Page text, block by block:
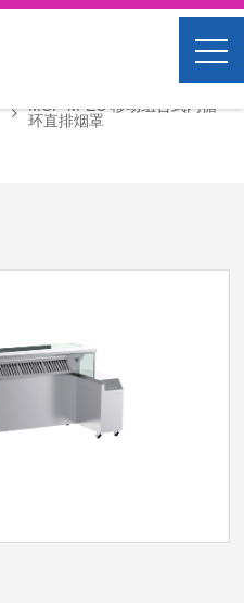
MCF-M-EC 移动组合式内循
环直排烟罩